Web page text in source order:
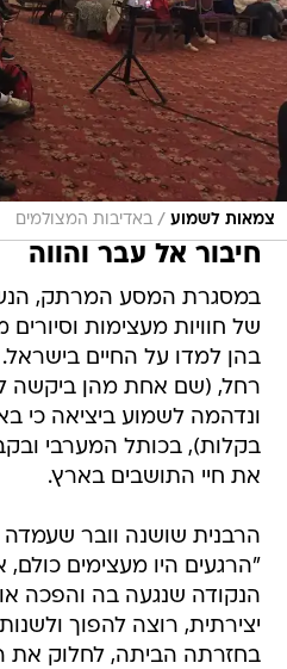
צמאות לשמוע / באדיבות המצולמים
חיבור אל עבר והווה
במסגרת המסע המרתק,
של חוויות מעצימות
בהן למדו על החיים
רחל, (שם אחת מהן ביקשה
ונדהמה לשמוע ביציאה כי
בקלות), בכותל המערבי
את חיי התושבים בארץ.
הרבנית שושנה וובר
"הרגעים היו מעצימים
הנקודה שנגעה בה והפכה
יצירתית, רוצה להפוך
בחזרתה הביתה, לחלוק את